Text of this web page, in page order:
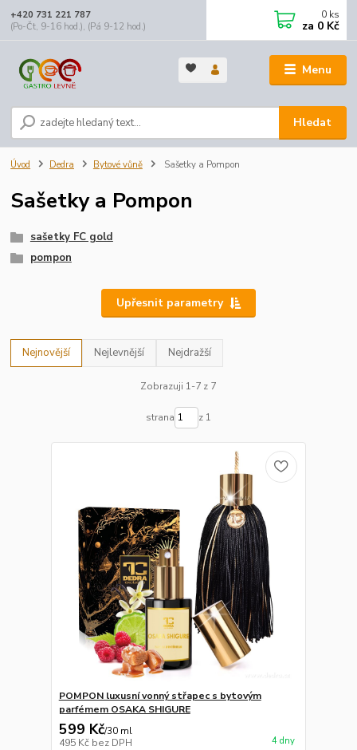
Menu
Hledat
+420 731 221 787
(Po-Čt, 9-16 hod.), (Pá 9-12 hod.)
0 ks
za 0 Kč
Úvod Dedra Bytové vůně Sašetky a Pompon
Sašetky a Pompon
sašetky FC gold
pompon
Upřesnit parametry
Nejnovější Nejlevnější Nejdražší
Zobrazuji 1-7 z 7
strana z 1
POMPON luxusní vonný střapec s bytovým
parfémem OSAKA SHIGURE
599 Kč/30 ml
495 Kč bez DPH 4 dny